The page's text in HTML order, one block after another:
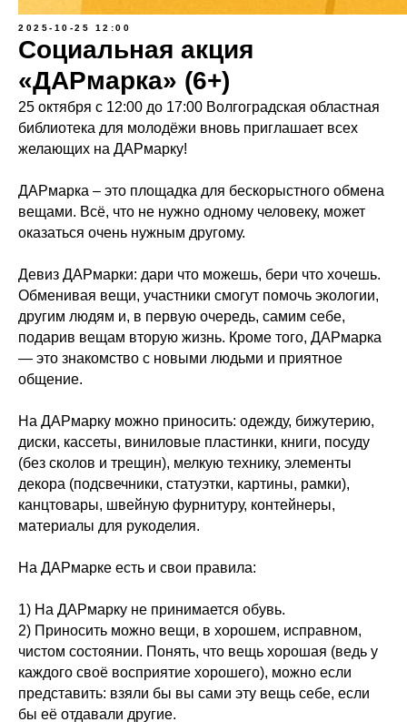
2025-10-25 12:00
Социальная акция
«ДАРмарка» (6+)
25 октября с 12:00 до 17:00 Волгоградская областная
библиотека для молодёжи вновь приглашает всех
желающих на ДАРмарку!
ДАРмарка – это площадка для бескорыстного обмена
вещами. Всё, что не нужно одному человеку, может
оказаться очень нужным другому.
Девиз ДАРмарки: дари что можешь, бери что хочешь.
Обменивая вещи, участники смогут помочь экологии,
другим людям и, в первую очередь, самим себе,
подарив вещам вторую жизнь. Кроме того, ДАРмарка
— это знакомство с новыми людьми и приятное
общение.
На ДАРмарку можно приносить: одежду, бижутерию,
диски, кассеты, виниловые пластинки, книги, посуду
(без сколов и трещин), мелкую технику, элементы
декора (подсвечники, статуэтки, картины, рамки),
канцтовары, швейную фурнитуру, контейнеры,
материалы для рукоделия.
На ДАРмарке есть и свои правила:
1) На ДАРмарку не принимается обувь.
2) Приносить можно вещи, в хорошем, исправном,
чистом состоянии. Понять, что вещь хорошая (ведь у
каждого своё восприятие хорошего), можно если
представить: взяли бы вы сами эту вещь себе, если
бы её отдавали другие.